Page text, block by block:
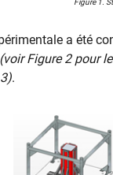
a été
(voir Figure 2 pour
.